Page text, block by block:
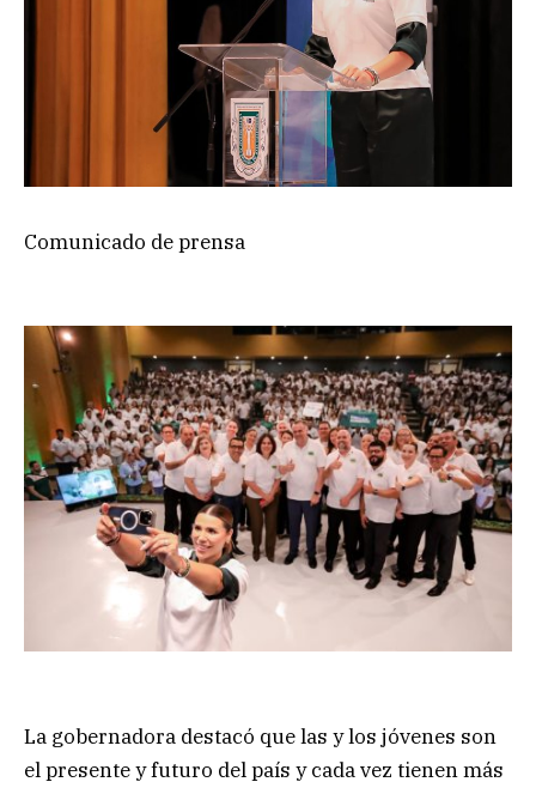
Comunicado de prensa
La gobernadora destacó que las y los jóvenes son
el presente y futuro del país y cada vez tienen más